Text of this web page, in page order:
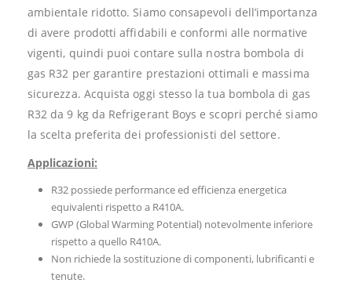
ambientale ridotto. Siamo consapevoli dell’importanza
di avere prodotti affidabili e conformi alle normative
vigenti, quindi puoi contare sulla nostra bombola di
gas R32 per garantire prestazioni ottimali e massima
sicurezza. Acquista oggi stesso la tua bombola di gas
R32 da 9 kg da Refrigerant Boys e scopri perché siamo
la scelta preferita dei professionisti del settore.
Applicazioni:
R32 possiede performance ed efficienza energetica
equivalenti rispetto a R410A.
GWP (Global Warming Potential) notevolmente inferiore
rispetto a quello R410A.
Non richiede la sostituzione di componenti, lubrificanti e
tenute.